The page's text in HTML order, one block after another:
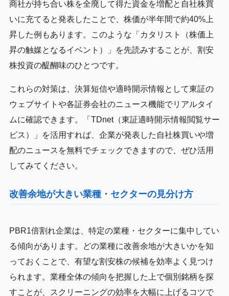
商社が持ち合い株を全廃して得た資金を増配と自社株買
いに充てると発表したことで、株価が半年間で約40%上
昇した例もあります。このような「カタリスト（株価上
昇の触媒となるイベント）」を先読みすることが、割安
株投資の醍醐味のひとつです。
これらの対策は、決算短信や適時開示情報として東証の
ウェブサイトや各証券会社のニュース機能でリアルタイ
ムに確認できます。「TDnet（東証適時開示情報閲覧サー
ビス）」を活用すれば、企業が発表した自社株買いや増
配のニュースを無料でチェックできますので、ぜひ活用
してみてください。
改善余地が大きい業種・セクターの見分け方
PBR1倍割れ企業は、特定の業種・セクターに集中してい
る傾向があります。どの業種に改善余地が大きいかを知
っておくことで、有望な割安株の候補を効率よく見つけ
られます。業種全体の傾向を把握した上で個別銘柄を探
すことが、スクリーニングの効率を大幅に上げるコツで